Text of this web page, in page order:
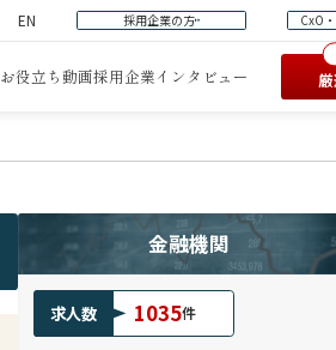
EN 採用企業の方 CxO
お役立ち動画採用企業インタビュー
金融機関
求人数 1035件